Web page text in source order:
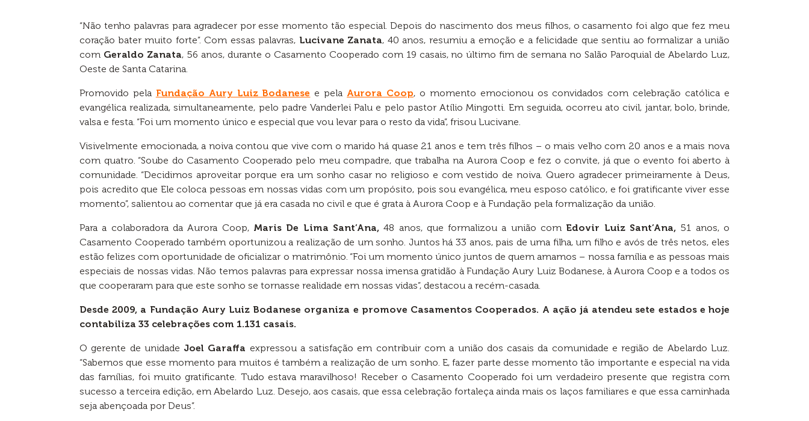
“Não tenho palavras para agradecer por esse momento tão especial. Depois do nascimento dos meus filhos, o casamento foi algo que fez meu
coração bater muito forte”. Com essas palavras, Lucivane Zanata, 40 anos, resumiu a emoção e a felicidade que sentiu ao formalizar a união
com Geraldo Zanata, 56 anos, durante o Casamento Cooperado com 19 casais, no último fim de semana no Salão Paroquial de Abelardo Luz,
Oeste de Santa Catarina.
Promovido pela Fundação Aury Luiz Bodanese e pela Aurora Coop, o momento emocionou os convidados com celebração católica e
evangélica realizada, simultaneamente, pelo padre Vanderlei Palu e pelo pastor Atílio Mingotti. Em seguida, ocorreu ato civil, jantar, bolo, brinde,
valsa e festa. “Foi um momento único e especial que vou levar para o resto da vida”, frisou Lucivane.
Visivelmente emocionada, a noiva contou que vive com o marido há quase 21 anos e tem três filhos – o mais velho com 20 anos e a mais nova
com quatro. “Soube do Casamento Cooperado pelo meu compadre, que trabalha na Aurora Coop e fez o convite, já que o evento foi aberto à
comunidade. “Decidimos aproveitar porque era um sonho casar no religioso e com vestido de noiva. Quero agradecer primeiramente à Deus,
pois acredito que Ele coloca pessoas em nossas vidas com um propósito, pois sou evangélica, meu esposo católico, e foi gratificante viver esse
momento”, salientou ao comentar que já era casada no civil e que é grata à Aurora Coop e à Fundação pela formalização da união.
Para a colaboradora da Aurora Coop, Maris De Lima Sant’Ana,48 anos, que formalizou a união com Edovir Luiz Sant’Ana, 51 anos, o
Casamento Cooperado também oportunizou a realização de um sonho. Juntos há 33 anos, pais de uma filha, um filho e avós de três netos, eles
estão felizes com oportunidade de oficializar o matrimônio. “Foi um momento único juntos de quem amamos – nossa família e as pessoas mais
especiais de nossas vidas. Não temos palavras para expressar nossa imensa gratidão à Fundação Aury Luiz Bodanese, à Aurora Coop e a todos os
que cooperaram para que este sonho se tornasse realidade em nossas vidas”, destacou a recém-casada.
Desde 2009, a Fundação Aury Luiz Bodanese organiza e promove Casamentos Cooperados. A ação já atendeu sete estados e hoje
contabiliza 33 celebrações com 1.131 casais.
O gerente de unidade Joel Garaffa expressou a satisfação em contribuir com a união dos casais da comunidade e região de Abelardo Luz.
“Sabemos que esse momento para muitos é também a realização de um sonho. E, fazer parte desse momento tão importante e especial na vida
das famílias, foi muito gratificante. Tudo estava maravilhoso! Receber o Casamento Cooperado foi um verdadeiro presente que registra com
sucesso a terceira edição, em Abelardo Luz. Desejo, aos casais, que essa celebração fortaleça ainda mais os laços familiares e que essa caminhada
seja abençoada por Deus”.